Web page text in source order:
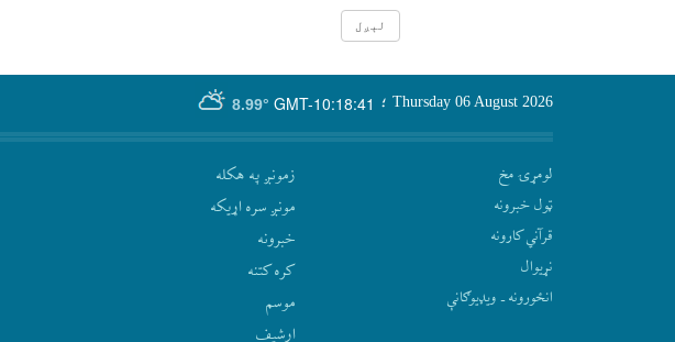
GMT-10:18:41
8.99° Thursday 06 August 2026 ؛
لومړۍ مخ
ټول خبرونه
قرآني کارونه
نړيوال
انځورونه ـ ویډیوګانې
زمونږ په هکله
مونږ سره اړيکه
‫خبرونه
کره کتنه
موسم
ارشيف